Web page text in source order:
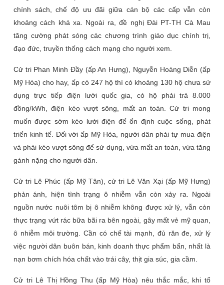
chính sách, chế độ ưu đãi giữa cán bộ các cấp vẫn còn
khoảng cách khá xa. Ngoài ra, đề nghị Đài PT-TH Cà Mau
tăng cường phát sóng các chương trình giáo dục chính trị,
đạo đức, truyền thống cách mạng cho người xem.
Cử tri Phan Minh Đầy (ấp An Hưng), Nguyễn Hoàng Diễn (ấp
Mỹ Hòa) cho hay, ấp có 247 hộ thì có khoảng 130 hộ chưa sử
dụng trực tiếp điện lưới quốc gia, có hộ phải trả 8.000
đồng/kWh, điện kéo vượt sông, mất an toàn. Cử tri mong
muốn được sớm kéo lưới điện để ổn định cuộc sống, phát
triển kinh tế. Đối với ấp Mỹ Hòa, người dân phải tự mua điện
và phải kéo vượt sông để sử dụng, vừa mất an toàn, vừa tăng
gánh nặng cho người dân.
Cử tri Lê Phúc (ấp Mỹ Tân), cử tri Lê Văn Xại (ấp Mỹ Hưng)
phản ánh, hiện tình trạng ô nhiễm vẫn còn xảy ra. Ngoài
nguồn nước nuôi tôm bị ô nhiễm không được xử lý, vẫn còn
thực trạng vứt rác bữa bãi ra bên ngoài, gây mất vẻ mỹ quan,
ô nhiễm môi trường. Cần có chế tài mạnh, đủ răn đe, xử lý
việc người dân buôn bán, kinh doanh thực phẩm bẩn, nhất là
nạn bơm chích hóa chất vào trái cây, thịt gia súc, gia cầm.
Cử tri Lê Thị Hồng Thu (ấp Mỹ Hòa) nêu thắc mắc, khi tổ